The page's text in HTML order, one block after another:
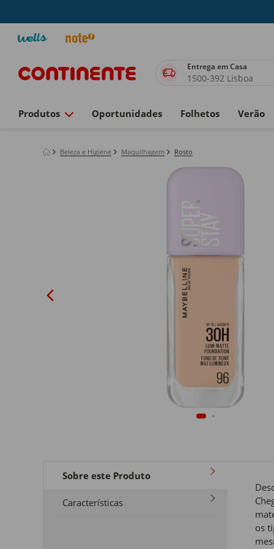
Entrega em Casa
1500-392 Lisboa
Produtos Oportunidades Folhetos Verão
Beleza e Higiene Maquilhagem Rosto
Sobre este Produto
Características
os